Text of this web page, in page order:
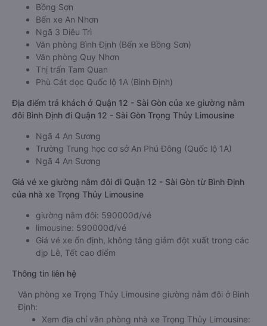
Bồng Sơn
Bến xe An Nhơn
Ngã 3 Diêu Trì
Văn phòng Bình Định (Bến xe Bồng Sơn)
Văn phòng Quy Nhơn
Thị trấn Tam Quan
Phù Cát dọc Quốc lộ 1A (Bình Định)
Địa điểm trả khách ở Quận 12 - Sài Gòn của xe giường nằm
đôi Bình Định đi Quận 12 - Sài Gòn Trọng Thủy Limousine
Ngã 4 An Sương
Trường Trung học cơ sở An Phú Đông (Quốc lộ 1A)
Ngã 4 An Sương
Giá vé xe giường nằm đôi đi Quận 12 - Sài Gòn từ Bình Định
của nhà xe Trọng Thủy Limousine
giường nằm đôi: 590000đ/vé
limousine: 590000đ/vé
Giá vé xe ổn định, không tăng giảm đột xuất trong các
dịp Lễ, Tết cao điểm
Thông tin liên hệ
Văn phòng xe Trọng Thủy Limousine giường nằm đôi ở Bình
Định:
Xem địa chỉ văn phòng nhà xe Trọng Thủy Limousine: